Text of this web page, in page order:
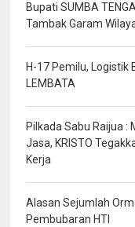
Bupati SUMBA
Tambak Garam
H-17 Pemilu, Logistik
LEMBATA
Pilkada Sabu Raijua :
Jasa, KRISTO
Kerja
Alasan Sejumlah
Pembubaran HTI